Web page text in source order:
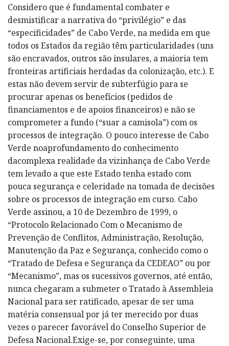
Considero que é fundamental combater e
desmistificar a narrativa do “privilégio” e das
“especificidades” de Cabo Verde, na medida em que
todos os Estados da região têm particularidades (uns
são encravados, outros são insulares, a maioria tem
fronteiras artificiais herdadas da colonização, etc.). E
estas não devem servir de subterfúgio para se
procurar apenas os benefícios (pedidos de
financiamentos e de apoios financeiros) e não se
comprometer a fundo (“suar a camisola”) com os
processos de integração. O pouco interesse de Cabo
Verde noaprofundamento do conhecimento
dacomplexa realidade da vizinhança de Cabo Verde
tem levado a que este Estado tenha estado com
pouca segurança e celeridade na tomada de decisões
sobre os processos de integração em curso. Cabo
Verde assinou, a 10 de Dezembro de 1999, o
“Protocolo Relacionado Com o Mecanismo de
Prevenção de Conflitos, Administração, Resolução,
Manutenção da Paz e Segurança, conhecido como o
“Tratado de Defesa e Segurança da CEDEAO” ou por
“Mecanismo”, mas os sucessivos governos, até então,
nunca chegaram a submeter o Tratado à Assembleia
Nacional para ser ratificado, apesar de ser uma
matéria consensual por já ter merecido por duas
vezes o parecer favorável do Conselho Superior de
Defesa Nacional.Exige-se, por conseguinte, uma